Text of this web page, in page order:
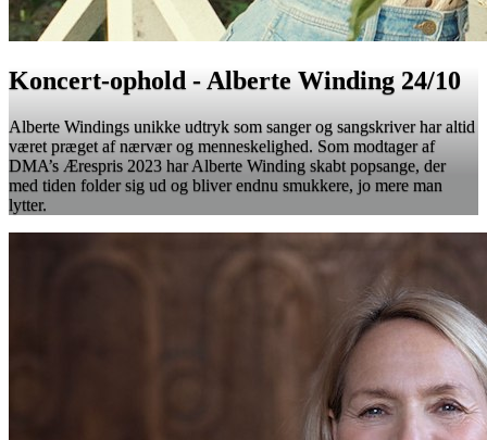
Koncert-ophold - Alberte Winding 24/10
Alberte Windings unikke udtryk som sanger og sangskriver har altid
været præget af nærvær og menneskelighed. Som modtager af
DMA’s Ærespris 2023 har Alberte Winding skabt popsange, der
med tiden folder sig ud og bliver endnu smukkere, jo mere man
lytter.